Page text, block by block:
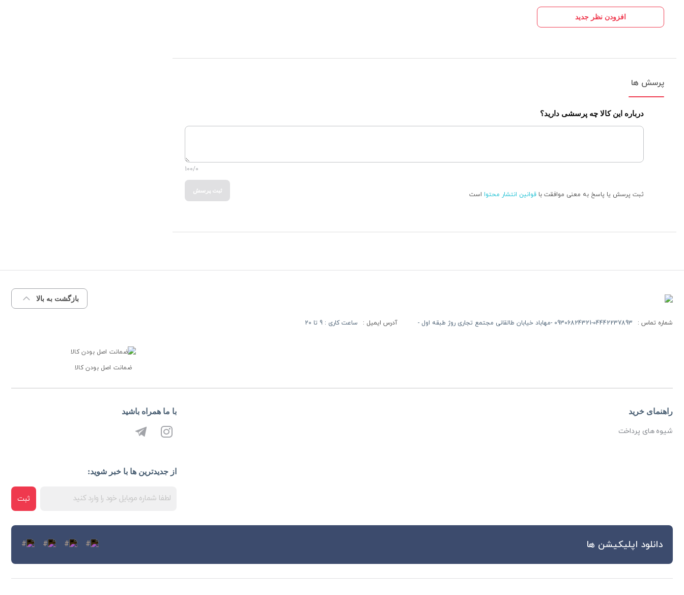
بازدهی مصرف انرژی (Efficiency) بالا مطابق با 80Plus Standard
مجـهز به کابل های تماماً تـخت (Flat) مشـکی رنگ جهـت اسـمبل زیباتر و گردش بهـتر هـوا
دارای اغلب پروتکشن‎های ایمنـی در بخش ورودی و خروجی (OVP/UVP/OCP/OPP/SCP/SIP)
Hold-Up Time حداقل 12ms حتی در بار %100
مجهز به فیلتر دو مرحله ای EMI در بخش ورودی جهت پالایش هر چه بیشتر برق ورودی
فن فوق‌العاده کم صدا با عملکرد هوشمند
افزودن نظر جدید
پرسش ها
درباره این کالا چه پرسشی دارید؟
100/0
ثبت پرسش یا پاسخ به معنی موافقت با قوانین انتشار محتوا است ثبت پرسش
بازگشت به بالا
شماره تماس : 09306824321-04442237893 -مهاباد خیابان طالقانی مجتمع تجاری روژ طبقه اول - آدرس ایمیل : ساعت کاری : 9 تا 20
ضمانت اصل بودن کالا
راهنمای خرید
شیوه های پرداخت
از جدیدترین ها با خبر شوید:
ثبت
با ما همراه باشید
دانلود اپلیکیشن ها